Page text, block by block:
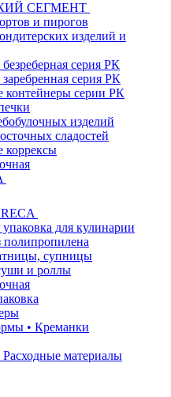
СЕГМЕНТ
и пирогов
изделий и
серия РК
серия РК
контейнеры серии РК
изделий
сладостей
коррексы
для кулинарии
супницы
и роллы
• Креманки
материалы